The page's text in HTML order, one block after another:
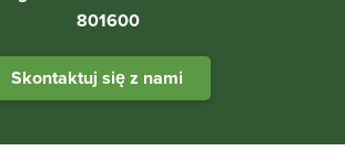
801600
Skontaktuj się z nami